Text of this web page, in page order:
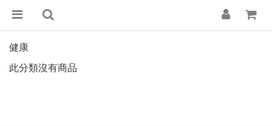
健康
此分類沒有商品